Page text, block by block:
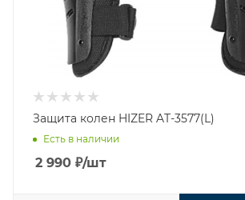
Защита колен HIZER AT-3577(L)
Есть в наличии
2 990 ₽/шт